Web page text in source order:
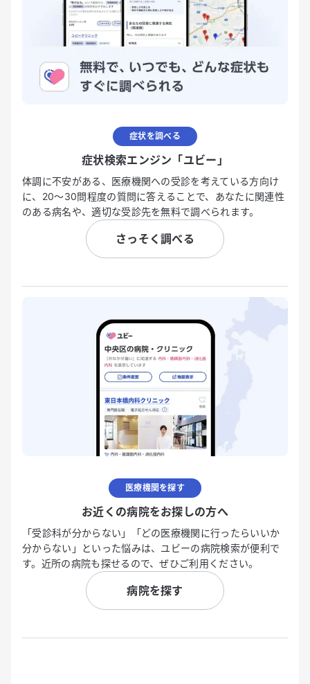
症状を調べる
症状検索エンジン「ユビー」
体調に不安がある、医療機関への受診を考えている方向け
に、20〜30問程度の質問に答えることで、あなたに関連性
のある病名や、適切な受診先を無料で調べられます。
さっそく調べる
医療機関を探す
お近くの病院をお探しの方へ
「受診科が分からない」「どの医療機関に行ったらいいか
分からない」といった悩みは、ユビーの病院検索が便利で
す。近所の病院も探せるので、ぜひご利用ください。
病院を探す